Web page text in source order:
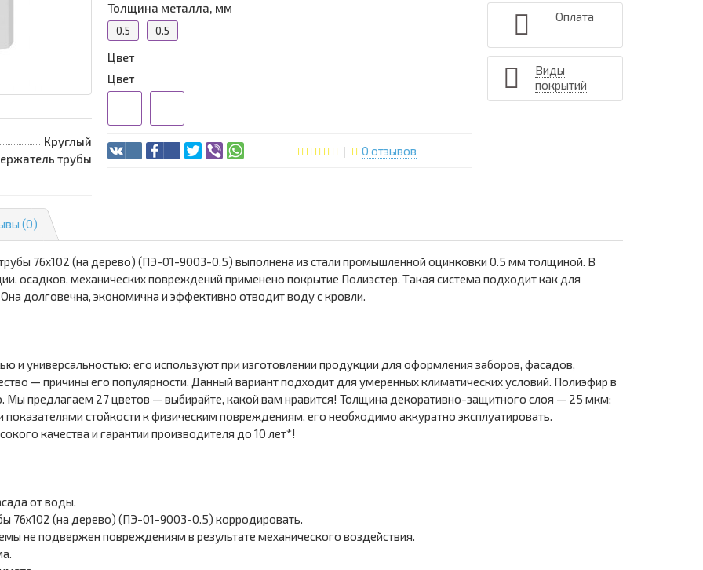
Круглый
трубы
Толщина металла, мм
0.5 0.5
Цвет
Цвет
0 отзывов
Оплата
Виды
покрытий
(0)
76х102 (на дерево) (ПЭ-01-9003-0.5) выполнена из стали промышленной оцинковки 0.5 мм толщиной. В
осадков, механических повреждений применено покрытие Полиэстер. Такая система подходит как для
долговечна, экономична и эффективно отводит воду с кровли.
и универсальностью: его используют при изготовлении продукции для оформления заборов, фасадов,
— причины его популярности. Данный вариант подходит для умеренных климатических условий. Полиэфир в
Мы предлагаем 27 цветов — выбирайте, какой вам нравится! Толщина декоративно-защитного слоя — 25 мкм;
стойкости к физическим повреждениям, его необходимо аккуратно эксплуатировать.
качества и гарантии производителя до 10 лет*!
от воды.
76х102 (на дерево) (ПЭ-01-9003-0.5) корродировать.
не подвержен повреждениям в результате механического воздействия.